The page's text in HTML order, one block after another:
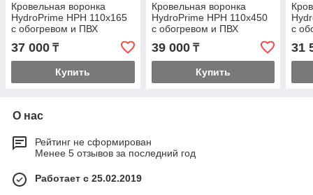
Кровельная воронка
HydroPrime HPH 110x165
с обогревом и ПВХ
полотном
37 000 ₸
Купить
Кровельная воронка
HydroPrime HPH 110x450
с обогревом и ПВХ
полотном
39 000₸
Купить
с
31
О нас
Рейтинг не сформирован
Менее 5 отзывов за последний год
Работает с 25.02.2019